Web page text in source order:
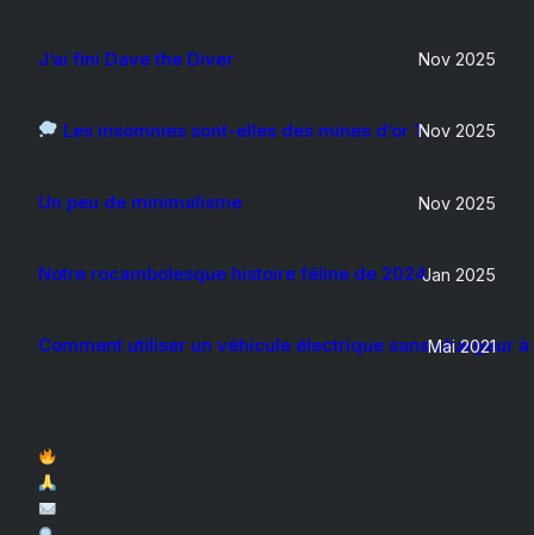
J’ai fini Dave the Diver Nov 2025
Les insomnies sont-elles des mines d’or ?Nov 2025
Un peu de minimalisme Nov 2025
Notre rocambolesque histoire féline de 2024Jan 2025
Comment utiliser un véhicule électrique sans chargeur
Mai 2021